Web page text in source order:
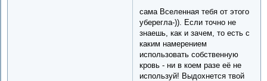
сама Вселенная тебя от этого
уберегла-)). Если точно не
знаешь, как и зачем, то есть с
каким намерением
использовать собственную
кровь - ни в коем разе её не
используй! Выдохнется твой